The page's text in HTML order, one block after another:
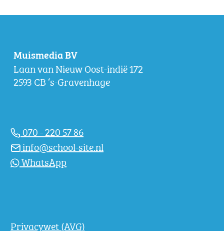
Muismedia BV
Laan van Nieuw Oost-indië 172
2593 CB ‘s-Gravenhage
070 - 220 57 86
info@school-site.nl
WhatsApp
Privacywet (AVG)